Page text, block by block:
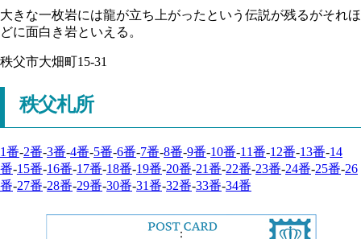
大きな一枚岩には龍が立ち上がったという伝説が残るがそれほ
どに面白き岩といえる。
秩父市大畑町15‐31
秩父札所
1番-2番-3番-4番-5番-6番-7番-8番-9番-10番-11番-12番-13番-14
番-15番-16番-17番-18番-19番-20番-21番-22番-23番-24番-25番-26
番-27番-28番-29番-30番-31番-32番-33番-34番